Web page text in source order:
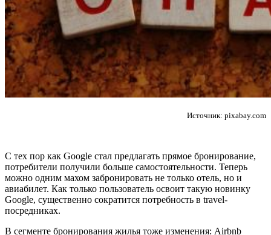
Источник: pixabay.com
С тех пор как Google стал предлагать прямое бронирование,
потребители получили больше самостоятельности. Теперь
можно одним махом забронировать не только отель, но и
авиабилет. Как только пользователь освоит такую новинку
Google, существенно сократится потребность в travel-
посредниках.
В сегменте бронирования жилья тоже изменения: Airbnb